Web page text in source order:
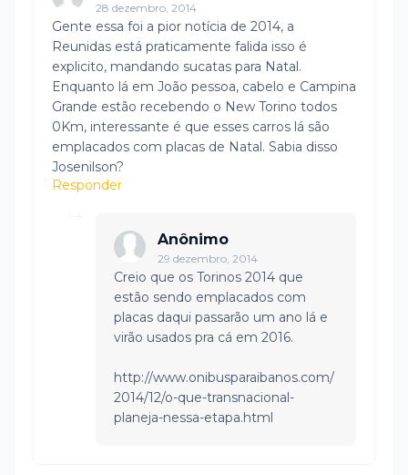
28 dezembro, 2014
Gente essa foi a pior notícia de 2014, a
Reunidas está praticamente falida isso é
explicito, mandando sucatas para Natal.
Enquanto lá em João pessoa, cabelo e Campina
Grande estão recebendo o New Torino todos
0Km, interessante é que esses carros lá são
emplacados com placas de Natal. Sabia disso
Josenilson?
Responder
Anônimo
29 dezembro, 2014
Creio que os Torinos 2014 que
estão sendo emplacados com
placas daqui passarão um ano lá e
virão usados pra cá em 2016.
http://www.onibusparaibanos.com/
2014/12/o-que-transnacional-
planeja-nessa-etapa.html